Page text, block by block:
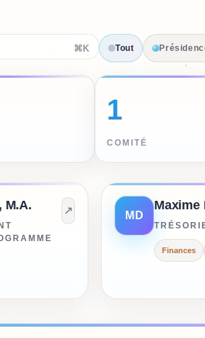
⌘K Tout
1
COMITÉ
M.A. ↗ MD
Finances